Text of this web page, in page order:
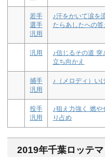
若手
選手
汎用
♪汗をかいて涙を
たらあしたへの
汎用
♪信じるその道
立ち向かえ
捕手
汎用
♪（メロディ）い
投手
汎用
♪狙え力強く 燃
り占め
2019年千葉ロッテ